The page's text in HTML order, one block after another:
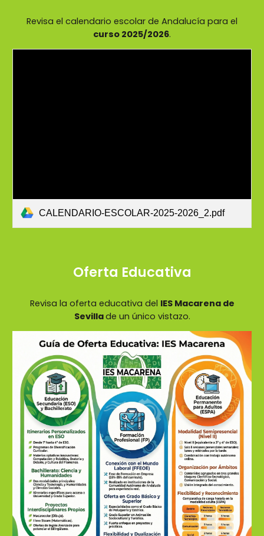
Revisa el calendario escolar de Andalucía para el
curso 2025/2026.
CALENDARIO-ESCOLAR-2025-2026_2.pdf
Oferta Educativa
Revisa la oferta educativa del IES Macarena de
Sevillade un único vistazo.